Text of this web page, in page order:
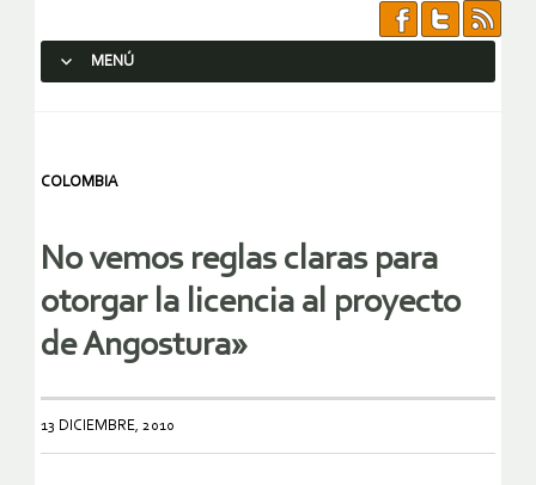
MENÚ
COLOMBIA
No vemos reglas claras para
otorgar la licencia al proyecto
de Angostura»
13 DICIEMBRE, 2010